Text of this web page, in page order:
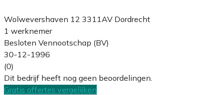
Wolwevershaven 12 3311AV Dordrecht
1 werknemer
Besloten Vennootschap (BV)
30-12-1996
(0)
Dit bedrijf heeft nog geen beoordelingen.
Gratis offertes vergelijken